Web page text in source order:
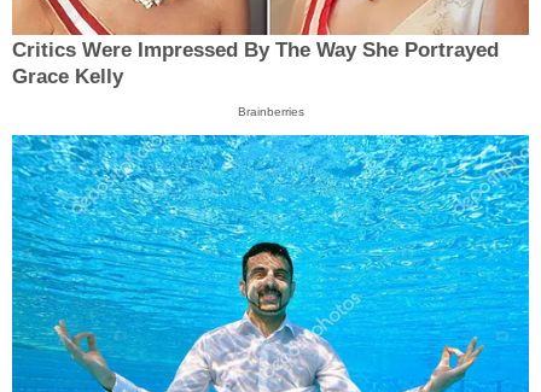
Critics Were Impressed By The Way She Portrayed
Grace Kelly
Brainberries